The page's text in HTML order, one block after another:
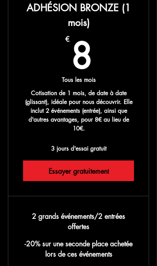
ADHÉSION BRONZE (1
mois)
€ 8
Tous les mois
Cotisation de 1 mois, de date à date
(glissant), idéale pour nous découvrir. Elle
inclut 2 événements (entrée), ainsi que
d'autres avantages, pour 8€ au lieu de
10€.
3 jours d'essai gratuit
Essayer gratuitement
2 grands événements/2 entrées
offertes
-20% sur une seconde place achetée
lors de ces événements